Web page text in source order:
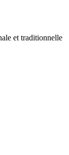
et traditionnelle